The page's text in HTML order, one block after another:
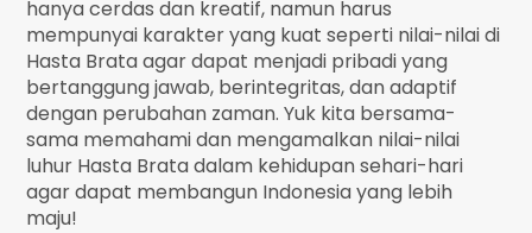
hanya cerdas dan kreatif, namun harus
mempunyai karakter yang kuat seperti nilai-nilai di
Hasta Brata agar dapat menjadi pribadi yang
bertanggung jawab, berintegritas, dan adaptif
dengan perubahan zaman. Yuk kita bersama-
sama memahami dan mengamalkan nilai-nilai
luhur Hasta Brata dalam kehidupan sehari-hari
agar dapat membangun Indonesia yang lebih
maju!